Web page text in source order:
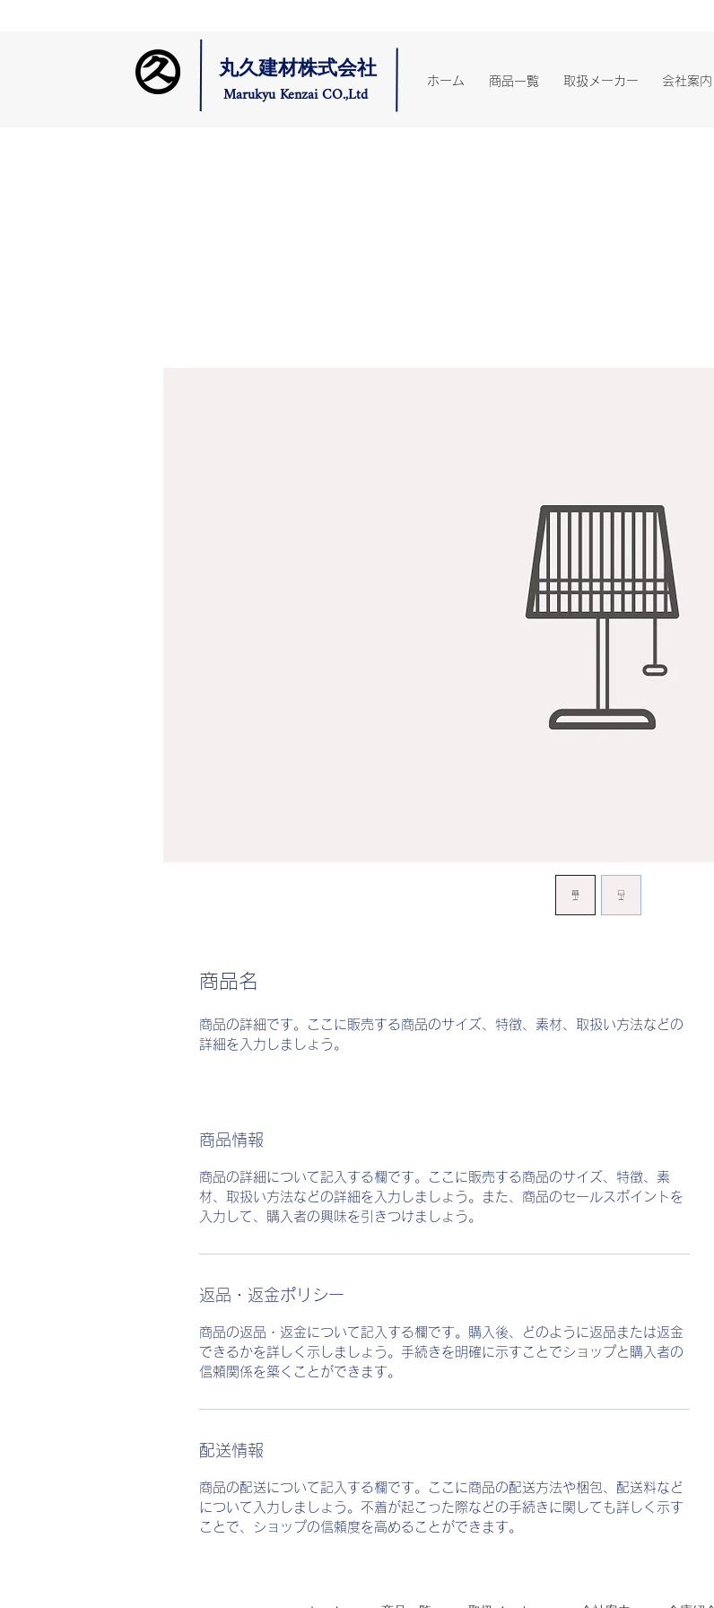
丸久建材株式会社
Marukyu Kenzai CO.,Ltd ホーム 商品一覧 取扱メーカー 会社案内
商品名
商品の詳細です。ここに販売する商品のサイズ、特徴、素材、取扱い方法などの
詳細を入力しましょう。
商品情報
商品の詳細について記入する欄です。ここに販売する商品のサイズ、特徴、素
材、取扱い方法などの詳細を入力しましょう。また、商品のセールスポイントを
入力して、購入者の興味を引きつけましょう。
返品・返金ポリシー
商品の返品・返金について記入する欄です。購入後、どのように返品または返金
できるかを詳しく示しましょう。手続きを明確に示すことでショップと購入者の
信頼関係を築くことができます。
配送情報
商品の配送について記入する欄です。ここに商品の配送方法や梱包、配送料など
について入力しましょう。不着が起こった際などの手続きに関しても詳しく示す
ことで、ショップの信頼度を高めることができます。